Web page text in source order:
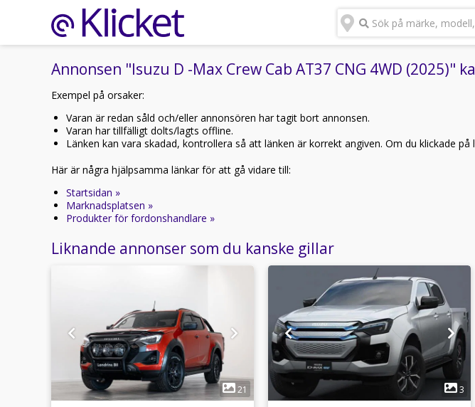
Sök på märke,
Annonsen "Isuzu D -Max Crew Cab AT37 CNG 4WD (2025)"
Exempel på orsaker:
Varan är redan såld och/eller annonsören har tagit bort annonsen.
Varan har tillfälligt dolts/lagts offline.
Länken kan vara skadad, kontrollera så att länken är korrekt angiven. Om du klickade
Här är några hjälpsamma länkar för att gå vidare till:
Startsidan »
Marknadsplatsen »
Produkter för fordonshandlare »
Liknande annonser som du kanske gillar
1
21
1
3